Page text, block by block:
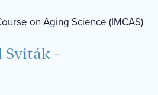
on Aging Science (IMCAS)
Sviták –